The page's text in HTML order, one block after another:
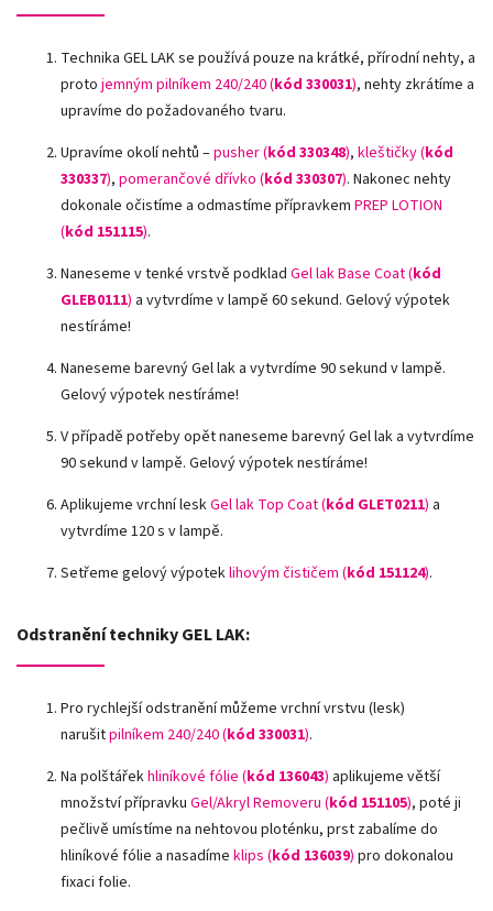
Technika GEL LAK se používá pouze na krátké, přírodní nehty, a
proto jemným pilníkem 240/240 (kód 330031), nehty zkrátíme a
upravíme do požadovaného tvaru.
Upravíme okolí nehtů –pusher (kód 330348), kleštičky (kód
330337), pomerančové dřívko (kód 330307). Nakonec nehty
dokonale očistíme a odmastíme přípravkem PREP LOTION
(kód 151115).
Naneseme v tenké vrstvě podklad Gel lak Base Coat (kód
GLEB0111) a vytvrdíme v lampě 60 sekund. Gelový výpotek
nestíráme!
Naneseme barevný Gel lak a vytvrdíme 90 sekund v lampě.
Gelový výpotek nestíráme!
V případě potřeby opět naneseme barevný Gel lak a vytvrdíme
90 sekund v lampě. Gelový výpotek nestíráme!
Aplikujeme vrchní leskGel lak Top Coat (kód GLET0211) a
vytvrdíme 120 s v lampě.
Setřeme gelový výpoteklihovým čističem (kód 151124).
Odstranění techniky GEL LAK:
Pro rychlejší odstranění můžeme vrchní vrstvu (lesk)
narušitpilníkem 240/240 (kód 330031).
Na polštářekhliníkové fólie (kód 136043) aplikujeme větší
množství přípravku Gel/Akryl Removeru (kód 151105), poté ji
pečlivě umístíme na nehtovou ploténku, prst zabalíme do
hliníkové fólie a nasadíme klips (kód 136039) pro dokonalou
fixaci folie.